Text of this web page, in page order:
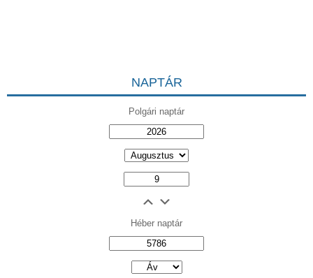
NAPTÁR
Polgári naptár
Héber naptár